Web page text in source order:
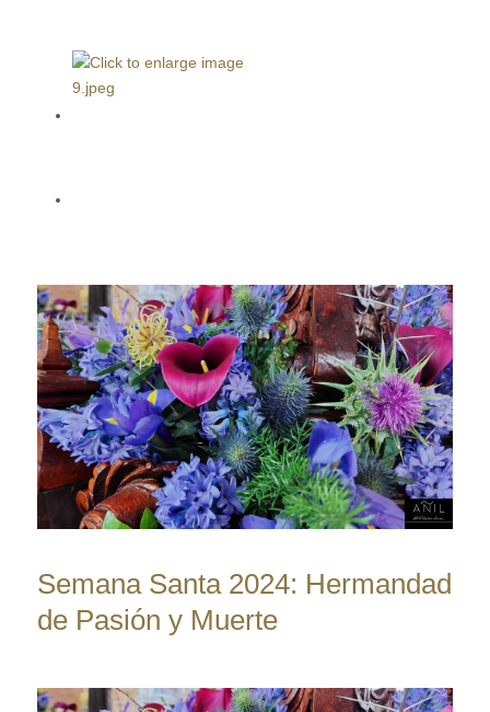
Semana Santa 2024: Hermandad
de Pasión y Muerte